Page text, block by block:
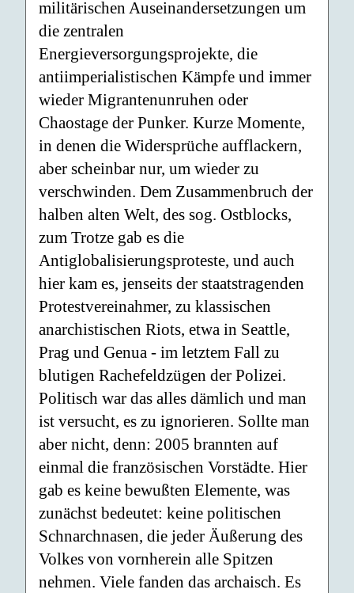
militärischen Auseinandersetzungen um
die zentralen
Energieversorgungsprojekte, die
antiimperialistischen Kämpfe und immer
wieder Migrantenunruhen oder
Chaostage der Punker. Kurze Momente,
in denen die Widersprüche aufflackern,
aber scheinbar nur, um wieder zu
verschwinden. Dem Zusammenbruch der
halben alten Welt, des sog. Ostblocks,
zum Trotze gab es die
Antiglobalisierungsproteste, und auch
hier kam es, jenseits der staatstragenden
Protestvereinahmer, zu klassischen
anarchistischen Riots, etwa in Seattle,
Prag und Genua - im letztem Fall zu
blutigen Rachefeldzügen der Polizei.
Politisch war das alles dämlich und man
ist versucht, es zu ignorieren. Sollte man
aber nicht, denn: 2005 brannten auf
einmal die französischen Vorstädte. Hier
gab es keine bewußten Elemente, was
zunächst bedeutet: keine politischen
Schnarchnasen, die jeder Äußerung des
Volkes von vornherein alle Spitzen
nehmen. Viele fanden das archaisch. Es